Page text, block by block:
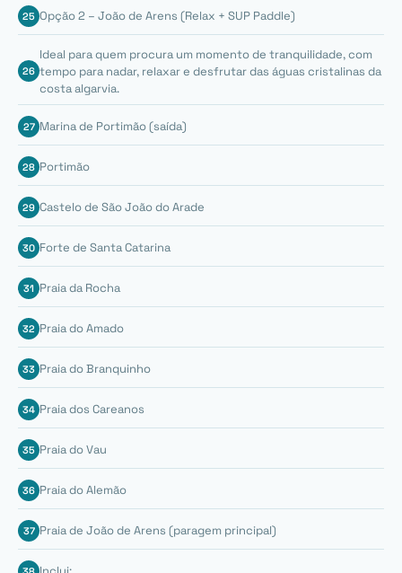
Opção 2 – João de Arens (Relax + SUP Paddle)
Ideal para quem procura um momento de tranquilidade, com
tempo para nadar, relaxar e desfrutar das águas cristalinas da
costa algarvia.
Marina de Portimão (saída)
Portimão
Castelo de São João do Arade
Forte de Santa Catarina
Praia da Rocha
Praia do Amado
Praia do Branquinho
Praia dos Careanos
Praia do Vau
Praia do Alemão
Praia de João de Arens (paragem principal)